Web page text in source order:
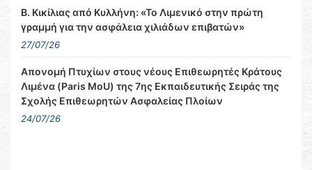
Β. Κικίλιας από Κυλλήνη: «Το Λιμενικό στην πρώτη
γραμμή για την ασφάλεια χιλιάδων επιβατών»
27/07/26
Απονομή Πτυχίων στους νέους Επιθεωρητές Κράτους
Λιμένα (Paris MoU) της 7ης Εκπαιδευτικής Σειράς της
Σχολής Επιθεωρητών Ασφαλείας Πλοίων
24/07/26